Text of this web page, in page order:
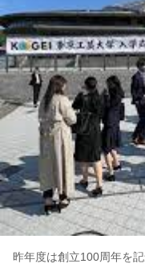
昨年度は創立100周年を